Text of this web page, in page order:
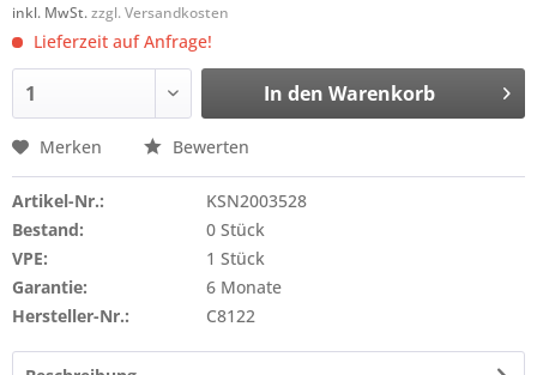
inkl. MwSt.zzgl. Versandkosten
Lieferzeit auf Anfrage!
In den Warenkorb
Merken Bewerten
Artikel-Nr.:
KSN2003528
Bestand:
0 Stück
VPE:
1 Stück
Garantie:
6 Monate
Hersteller-Nr.:
C8122